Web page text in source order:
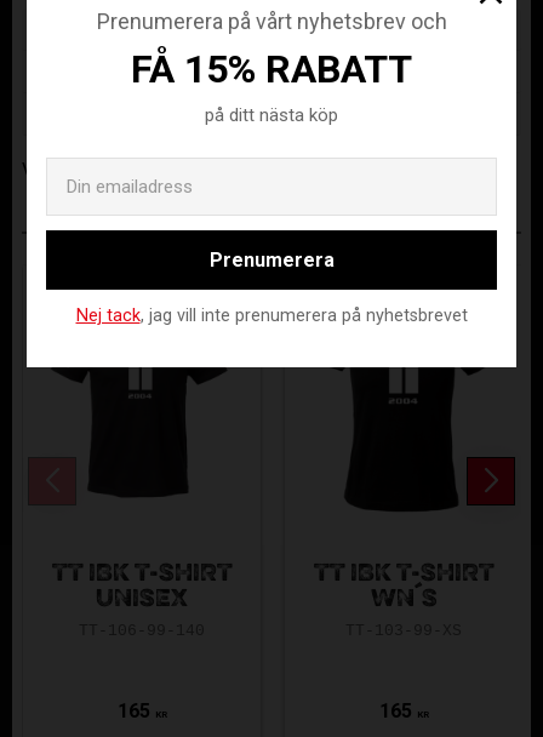
Lagerstatus Beställningsvara
Visa alla produkter från Dynamics
ANDRA KÖPTE ÄVEN
TT IBK T-SHIRT
UNISEX
165 KR
TT IBK T-SHIRT
WN´S
165 KR
Prenumerera på vårt nyhetsbrev och
FÅ 15% RABATT
på ditt nästa köp
Prenumerera
Nej tack, jag vill inte prenumerera på nyhetsbrevet